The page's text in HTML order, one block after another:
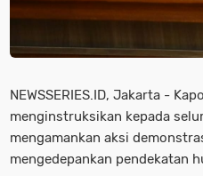
NEWSSERIES.ID, Jakarta -
menginstruksikan kepada
mengamankan aksi
mengedepankan pendekatan